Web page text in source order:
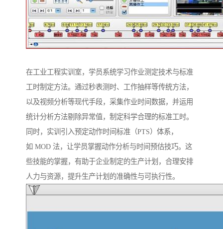
在工业工程实训室，学员系统学习作业测定技术与标准
工时制定方法。通过秒表测时、工作抽样等传统方法，
以及视频分析等现代手段，采集作业时间数据，并运用
统计分析方法剔除异常值，制定科学合理的标准工时。
同时，实训引入预定动作时间标准（PTS）体系，
如 MOD 法，让学员掌握动作分析与时间预估技巧。这
些技能的掌握，有助于企业制定的生产计划，合理安排
人力与资源，提升生产计划的准确性与可执行性。​